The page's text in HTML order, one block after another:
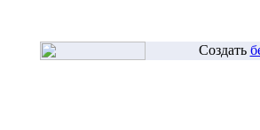
Создать